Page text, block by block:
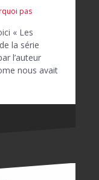
pas
« Les
la série
l’auteur
nous avait